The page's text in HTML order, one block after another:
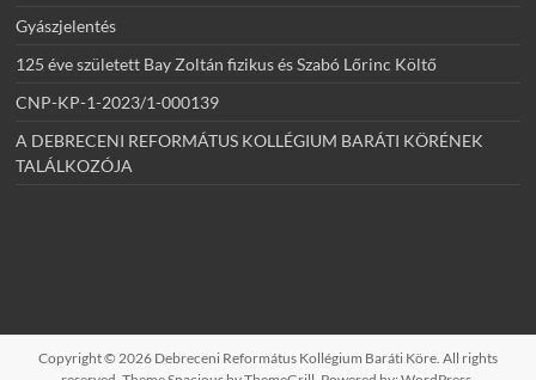
Gyászjelentés
125 éve született Bay Zoltán fizikus és Szabó Lőrinc Költő
CNP-KP-1-2023/1-000139
A DEBRECENI REFORMÁTUS KOLLÉGIUM BARÁTI KÖRÉNEK
TALÁLKOZÓJA
Copyright © 2026 Debreceni Református Kollégium Baráti Köre. All rights